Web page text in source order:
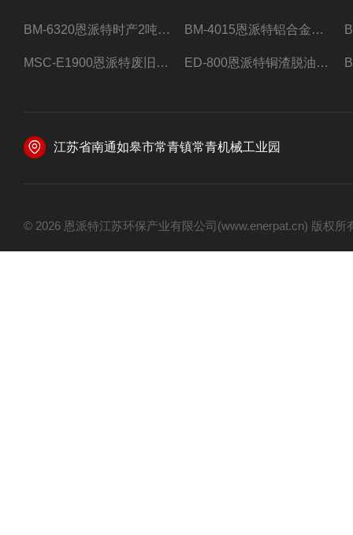
BM-6320恩派特时产2吨合金钢屑压饼机 BM-4015恩派特铝合金屑压饼机 脱油效果好
MSC-E1900恩派特废旧锂电池极片破碎处理设备 ED-800恩派特铜渣脱油机废铜屑铝屑甩油机
江苏省南通如皋市常青镇常青机械工业园
© 2026 恩派特江苏环保产业有限公司(www.enerpat.cn) 版权